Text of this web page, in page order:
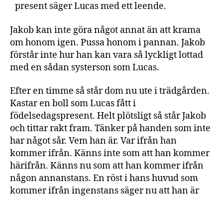
present säger Lucas med ett leende.
Jakob kan inte göra något annat än att krama
om honom igen. Pussa honom i pannan. Jakob
förstår inte hur han kan vara så lyckligt lottad
med en sådan systerson som Lucas.
Efter en timme så står dom nu ute i trädgården.
Kastar en boll som Lucas fått i
födelsedagspresent. Helt plötsligt så står Jakob
och tittar rakt fram. Tänker på handen som inte
har något sår. Vem han är. Var ifrån han
kommer ifrån. Känns inte som att han kommer
härifrån. Känns nu som att han kommer ifrån
någon annanstans. En röst i hans huvud som
kommer ifrån ingenstans säger nu att han är